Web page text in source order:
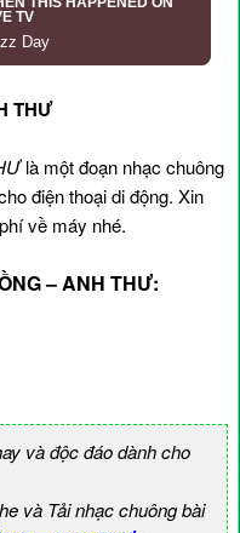
THƯ
là một đoạn nhạc chuông
điện thoại di động. Xin
về máy nhé.
– ANH THƯ:
và độc đáo dành cho
và Tải nhạc chuông bài